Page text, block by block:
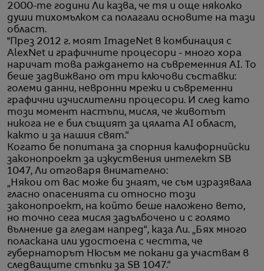
2000-те години Ли казва, че тя и още няколко
души тихомълком са полагали основите на тази
област.
"През 2012 г. моят ImageNet в комбинация с
AlexNet и графичните процесори - много хора
наричат това раждането на съвременния AI. То
беше задвижвано от три ключови съставки:
големи данни, невронни мрежи и съвременни
графични изчислителни процесори. И след като
този момент настъпи, мисля, че животът
никога не е бил същият за цялата AI област,
както и за нашия свят.“
Когато бе попитана за спорния калифорнийски
законопроект за изкуствения интелект SB
1047, Ли отговаря внимателно:
„Някои от вас може би знаят, че съм изразявала
гласно опасенията си относно този
законопроект, на който беше наложено вето,
но точно сега мисля задълбочено и с голямо
вълнение да гледам напред“, каза Ли. „Бях много
поласкана или удостоена с честта, че
губернаторът Нюсъм ме покани да участвам в
следващите стъпки за SB 1047.“